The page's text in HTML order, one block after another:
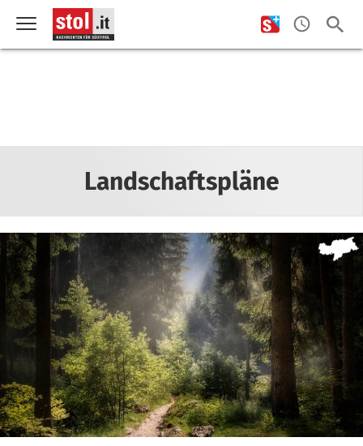
Landschaftspläne